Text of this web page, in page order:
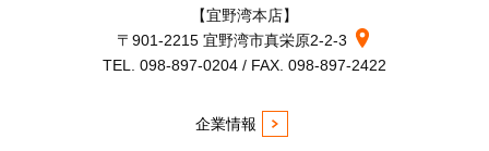
【宜野湾本店】
〒901-2215 宜野湾市真栄原2-2-3
TEL. 098-897-0204 / FAX. 098-897-2422
企業情報